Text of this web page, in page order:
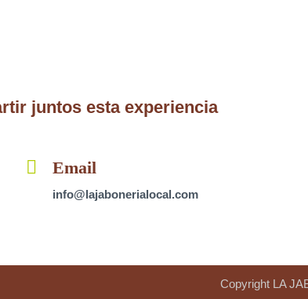
juntos esta experiencia
Email
info@lajabonerialocal.com
Copyright LA